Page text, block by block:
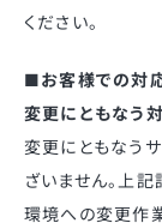
ください。
■お客様での対
変更にともなう対
変更にともなう
ざいません。上
環境への変更作